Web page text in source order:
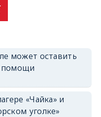
может оставить
помощи
«Чайка» и
уголке»